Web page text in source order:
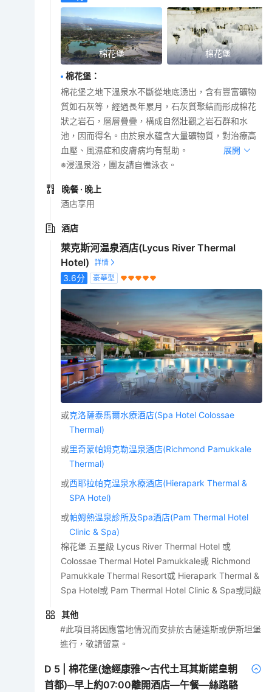
棉花堡 棉花堡
棉花堡 ：
棉花堡之地下溫泉水不斷從地底湧出，含有豐富礦物
質如石灰等，經過長年累月，石灰質聚結而形成棉花
狀之岩石，層層疊疊，構成自然壯觀之岩石群和水
池，因而得名。由於泉水蘊含大量礦物質，對治療高
血壓、風濕症和皮膚病均有幫助。
展開
※浸溫泉浴，團友請自備泳衣。
晚餐 · 晚上
酒店享用
酒店
萊克斯河温泉酒店(Lycus River Thermal
Hotel)
3.6分 豪華型
或克洛薩泰馬爾水療酒店(Spa Hotel Colossae
Thermal)
或里奇蒙帕姆克勒温泉酒店(Richmond Pamukkale
Thermal)
或西耶拉帕克温泉水療酒店(Hierapark Thermal &
SPA Hotel)
或帕姆熱温泉診所及Spa酒店(Pam Thermal Hotel
Clinic & Spa)
棉花堡 五星級 Lycus River Thermal Hotel 或
Colossae Thermal Hotel Pamukkale或 Richmond
Pamukkale Thermal Resort或 Hierapark Thermal &
Spa Hotel或 Pam Thermal Hotel Clinic & Spa或同級
其他
#此項目將因應當地情況而安排於古薩達斯或伊斯坦堡
進行，敬請留意。
D 5 |棉花堡(途經康雅～古代土耳其斯諾皇朝
首都)─早上約07:00離開酒店—午餐—絲路駱